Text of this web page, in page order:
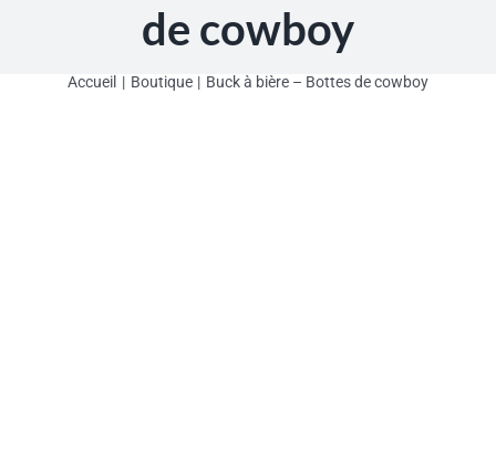
de cowboy
Accueil Boutique Buck à bière – Bottes de cowboy